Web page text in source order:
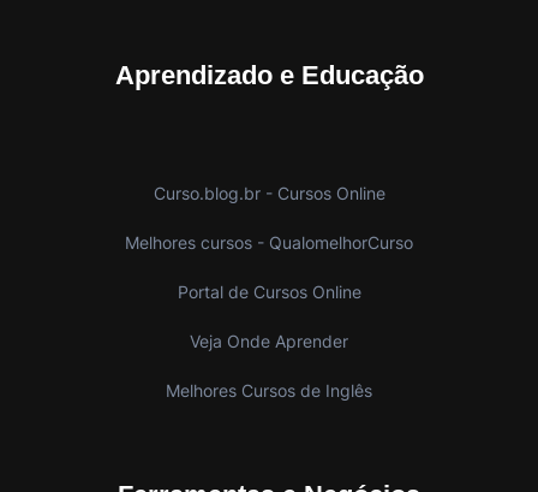
Aprendizado e Educação
Curso.blog.br - Cursos Online
Melhores cursos - QualomelhorCurso
Portal de Cursos Online
Veja Onde Aprender
Melhores Cursos de Inglês